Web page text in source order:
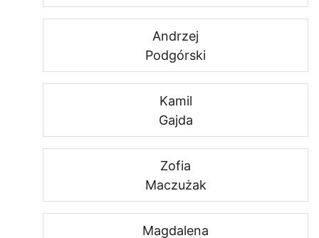
Andrzej
Podgórski
Kamil
Gajda
Zofia
Maczużak
Magdalena